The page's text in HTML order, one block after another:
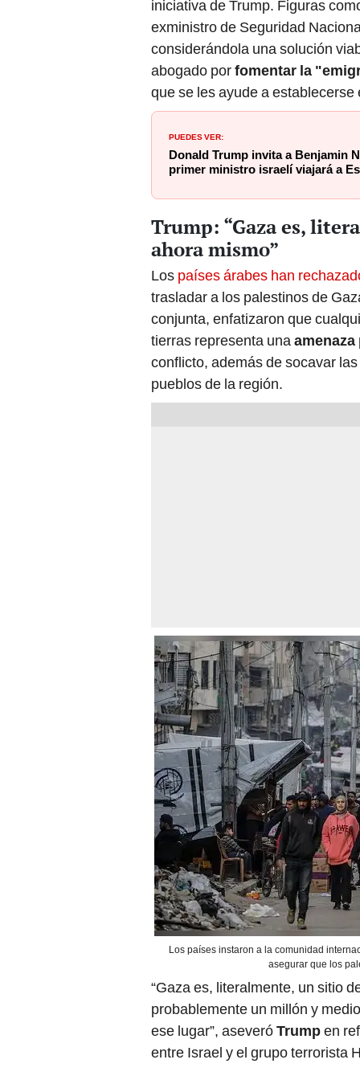
iniciativa de Trump. Figuras
exministro de Seguridad
considerándola una solución
abogado porfomentar la
que se les ayude a
PUEDES VER:
Donald Trump invita a Benjamin
primer ministro israelí viajará a
Trump: “Gaza es,
ahora mismo”
Los países árabes han
trasladar a los palestinos de
conjunta, enfatizaron que
tierras representa una
conflicto, además de socavar
pueblos de la región.
Los países instaron a la comunidad
asegurar que los
“Gaza es, literalmente, un sitio
probablemente un millón y
ese lugar”, aseveróTrumpen
entre Israel y el grupo terrorista